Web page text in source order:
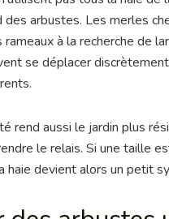
des arbustes. Les merles
à la recherche de
se déplacer
rend aussi le jardin plus
le relais. Si une taille
haie devient alors un petit